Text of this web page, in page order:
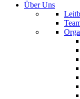
Über Uns